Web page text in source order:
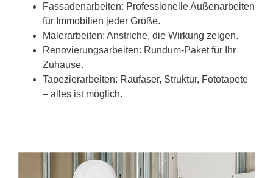
Fassadenarbeiten: Professionelle Außenarbeiten
für Immobilien jeder Größe.
Malerarbeiten: Anstriche, die Wirkung zeigen.
Renovierungsarbeiten: Rundum-Paket für Ihr
Zuhause.
Tapezierarbeiten: Raufaser, Struktur, Fototapete
– alles ist möglich.